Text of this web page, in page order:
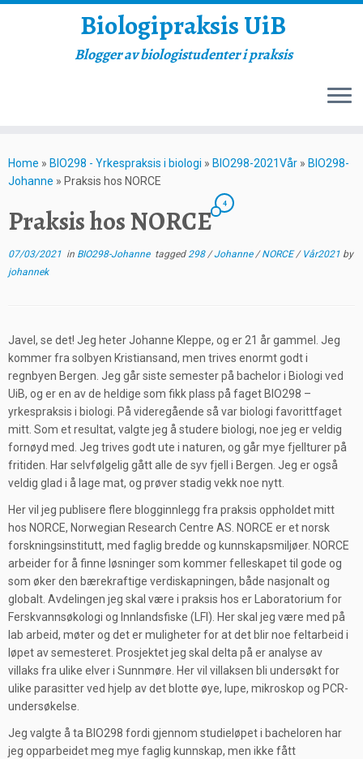
to
content
Biologipraksis UiB
Blogger av biologistudenter i praksis
Home » BIO298 - Yrkespraksis i biologi » BIO298-2021Vår » BIO298-
Johanne » Praksis hos NORCE
Praksis hos NORCE
4
07/03/2021 in BIO298-Johanne tagged298/Johanne/NORCE/ Vår2021 by
johannek
Javel, se det! Jeg heter Johanne Kleppe, og er 21 år gammel. Jeg
kommer fra solbyen Kristiansand, men trives enormt godt i
regnbyen Bergen. Jeg går siste semester på bachelor i Biologi ved
UiB, og er en av de heldige som fikk plass på faget BIO298 –
yrkespraksis i biologi. På videregående så var biologi favorittfaget
mitt. Som et resultat, valgte jeg å studere biologi, noe jeg er veldig
fornøyd med. Jeg trives godt ute i naturen, og går mye fjellturer på
fritiden. Har selvfølgelig gått alle de syv fjell i Bergen. Jeg er også
veldig glad i å lage mat, og prøver stadig vekk noe nytt.
Her vil jeg publisere flere blogginnlegg fra praksis oppholdet mitt
hos NORCE, Norwegian Research Centre AS. NORCE er et norsk
forskningsinstitutt, med faglig bredde og kunnskapsmiljøer. NORCE
arbeider for å finne løsninger som kommer felleskapet til gode og
som øker den bærekraftige verdiskapningen, både nasjonalt og
globalt. Avdelingen jeg skal være i praksis hos er Laboratorium for
Ferskvannsøkologi og Innlandsfiske (LFI). Her skal jeg være med på
lab arbeid, møter og det er muligheter for at det blir noe feltarbeid i
løpet av semesteret. Prosjektet jeg skal delta på er analyse av
villaks fra ulike elver i Sunnmøre. Her vil villaksen bli undersøkt for
ulike parasitter ved hjelp av det blotte øye, lupe, mikroskop og PCR-
undersøkelse.
Jeg valgte å ta BIO298 fordi gjennom studieløpet i bacheloren har
jeg opparbeidet meg mye faglig kunnskap, men ikke fått